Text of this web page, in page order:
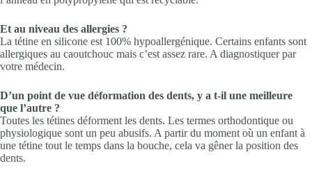
Et au niveau des allergies ?
La tétine en silicone est 100% hypoallergénique. Certains enfants sont
allergiques au caoutchouc mais c’est assez rare. A diagnostiquer par
votre médecin.
D’un point de vue déformation des dents, y a t-il une meilleure
que l’autre ?
Toutes les tétines déforment les dents. Les termes orthodontique ou
physiologique sont un peu abusifs. A partir du moment où un enfant à
une tétine tout le temps dans la bouche, cela va gêner la position des
dents.